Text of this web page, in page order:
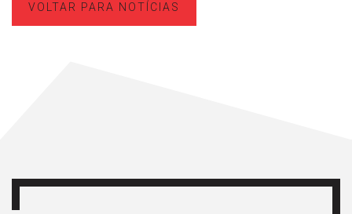
VOLTAR PARA NOTÍCIAS